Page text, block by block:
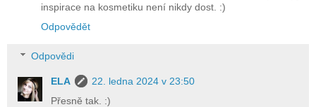
inspirace na kosmetiku není nikdy dost. :)
Odpovědět
Odpovědi
ELA
22. ledna 2024 v 23:50
Přesně tak. :)